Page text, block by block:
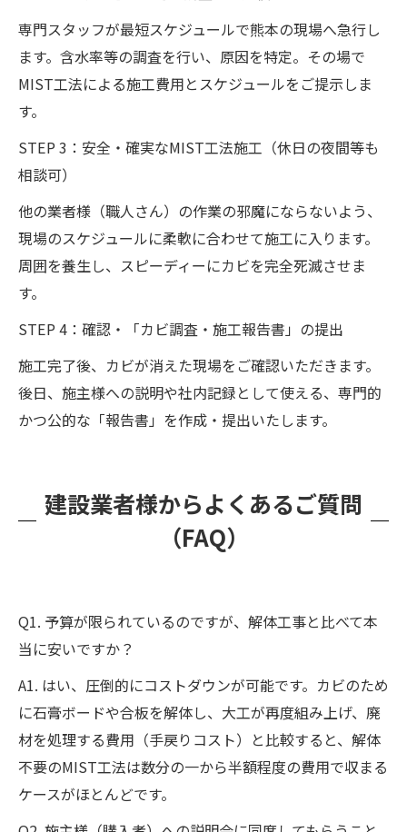
専門スタッフが最短スケジュールで熊本の現場へ急行し
ます。含水率等の調査を行い、原因を特定。その場で
MIST工法による施工費用とスケジュールをご提示しま
す。
STEP 3：安全・確実なMIST工法施工（休日の夜間等も
相談可）
他の業者様（職人さん）の作業の邪魔にならないよう、
現場のスケジュールに柔軟に合わせて施工に入ります。
周囲を養生し、スピーディーにカビを完全死滅させま
す。
STEP 4：確認・「カビ調査・施工報告書」の提出
施工完了後、カビが消えた現場をご確認いただきます。
後日、施主様への説明や社内記録として使える、専門的
かつ公的な「報告書」を作成・提出いたします。
建設業者様からよくあるご質問
（FAQ）
Q1. 予算が限られているのですが、解体工事と比べて本
当に安いですか？
A1. はい、圧倒的にコストダウンが可能です。カビのため
に石膏ボードや合板を解体し、大工が再度組み上げ、廃
材を処理する費用（手戻りコスト）と比較すると、解体
不要のMIST工法は数分の一から半額程度の費用で収まる
ケースがほとんどです。